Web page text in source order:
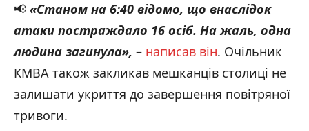
📢 «Станом на 6:40 відомо, що внаслідок
атаки постраждало 16 осіб. На жаль, одна
людина загинула», – написав він. Очільник
КМВА також закликав мешканців столиці не
залишати укриття до завершення повітряної
тривоги.